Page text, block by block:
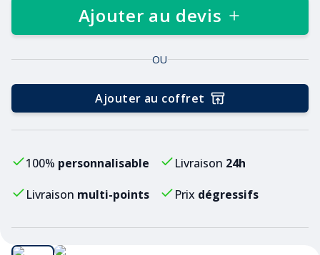
Ajouter au devis
OU
Ajouter au coffret
100% personnalisable Livraison 24h
Livraison multi-points Prix dégressifs